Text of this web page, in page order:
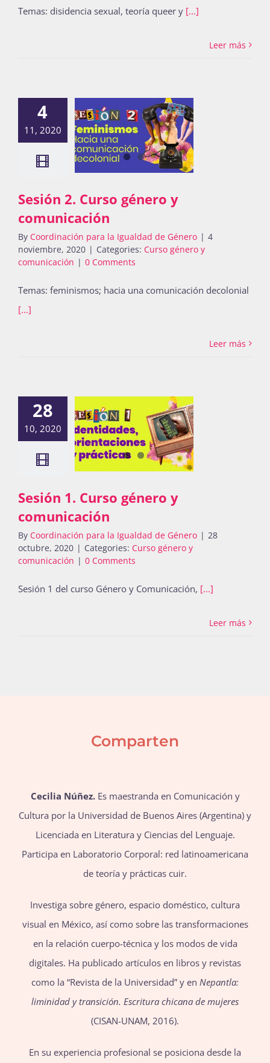
Temas: disidencia sexual, teoría queer y[...]
Leer más
4
11, 2020
Sesión 2. Curso género y
comunicación
By Coordinación para la Igualdad de Género | 4
noviembre, 2020 | Categories: Curso género y
comunicación | 0 Comments
Temas: feminismos; hacia una comunicación decolonial
[...]
Leer más
28
10, 2020
Sesión 1. Curso género y
comunicación
By Coordinación para la Igualdad de Género | 28
octubre, 2020 | Categories: Curso género y
comunicación | 0 Comments
Sesión 1 del curso Género y Comunicación, [...]
Leer más
Comparten
Cecilia Núñez. Es maestranda en Comunicación y
Cultura por la Universidad de Buenos Aires (Argentina) y
Licenciada en Literatura y Ciencias del Lenguaje.
Participa en Laboratorio Corporal: red latinoamericana
de teoría y prácticas cuir.
Investiga sobre género, espacio doméstico, cultura
visual en México, así como sobre las transformaciones
en la relación cuerpo-técnica y los modos de vida
digitales. Ha publicado artículos en libros y revistas
como la “Revista de la Universidad” y en Nepantla:
liminidad y transición. Escritura chicana de mujeres
(CISAN-UNAM, 2016).
En su experiencia profesional se posiciona desde la